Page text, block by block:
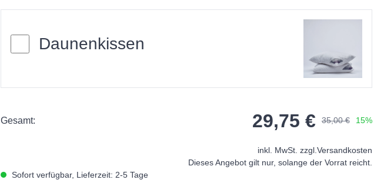
Daunenkissen
Gesamt: 29,75 € 35,00 € 15%
inkl. MwSt. zzgl. Versandkosten
Dieses Angebot gilt nur, solange der Vorrat reicht.
Sofort verfügbar, Lieferzeit: 2-5 Tage